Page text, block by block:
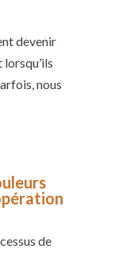
devenir
nous
de